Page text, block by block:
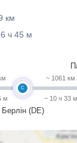
км
ч 45 м
м
C
Берлін (DE)
~ 1061 км
~ 10 ч 33 м